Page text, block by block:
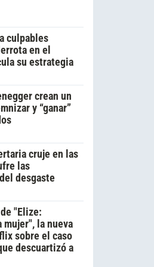
culpables
en el
su estrategia
crean un
y “ganar”
cruje en las
las
desgaste
"Elize:
mujer", la nueva
sobre el caso
descuartizó a